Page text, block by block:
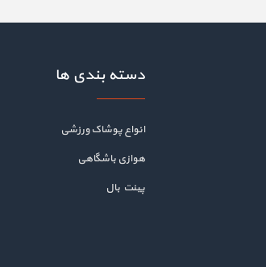
دسته بندی ها
انواع پوشاک ورزشی
هوازی باشگاهی
پینت بال